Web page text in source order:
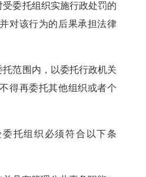
委托组织实施行政处罚的
对该行为的后果承担法律
托范围内，以委托行政机关
得再委托其他组织或者个
委托组织必须符合以下条